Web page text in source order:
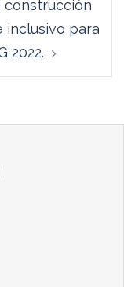
construcción
inclusivo para
2022.